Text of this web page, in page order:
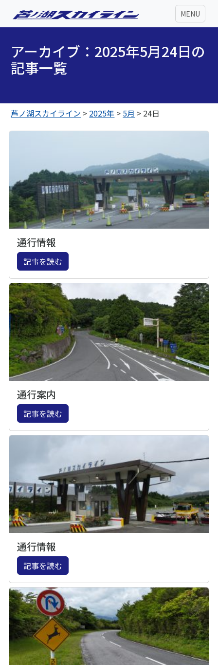
MENU
アーカイブ：2025年5月24日の
記事一覧
芦ノ湖スカイライン > 2025年 > 5月 > 24日
通行情報
記事を読む
通行案内
記事を読む
通行情報
記事を読む